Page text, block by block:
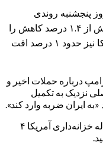
پنجشنبه روندی
صعودی داشتند، ناگهان معکوس شده و بیش از ۱.۴ درصد کاهش را
تجربه کردند. هم‌زمان، فیوچرز سهام آمریکا نیز حدود ۱ درصد افت
درباره حملات اخیر و
نزدیک به تکمیل
ایران ضربه وارد کند».
در بازار اوراق قرضه نیز بازده اوراق ۱۰ ساله خزانه‌داری آمریکا ۴